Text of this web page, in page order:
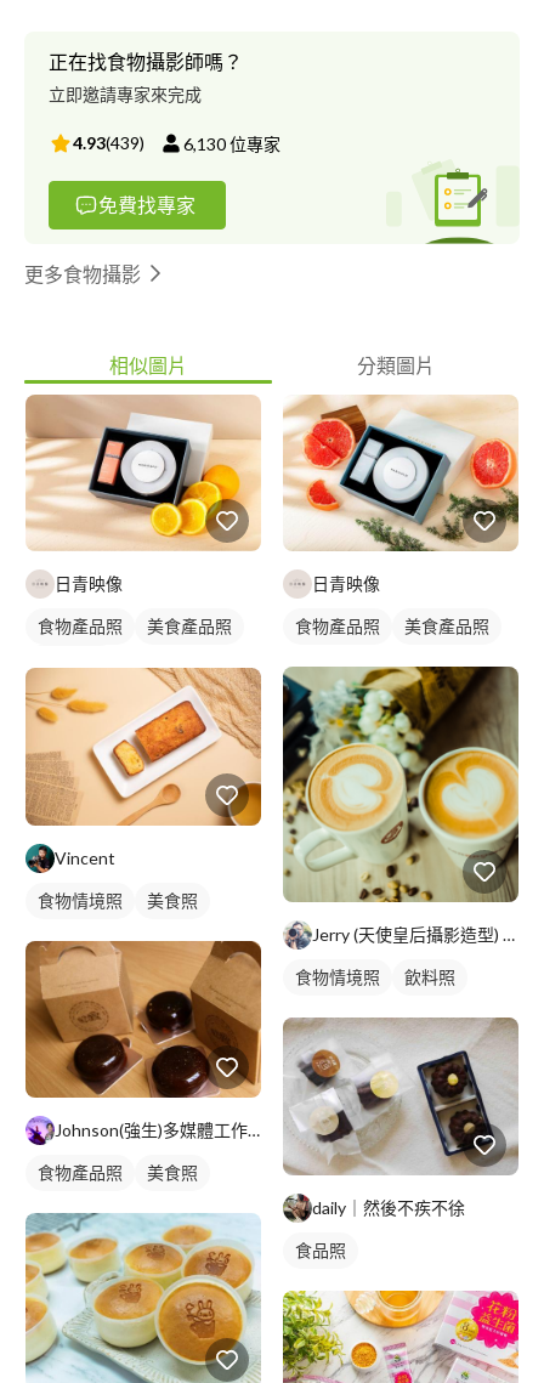
正在找食物攝影師嗎？
立即邀請專家來完成
4.93(439) 6,130位專家
免費找專家
更多食物攝影
相似圖片 分類圖片
日青映像
食物產品照
美食產品照
Vincent
食物情境照 美食照
Johnson(強生)多媒體工作室
食物產品照 美食照
日青映像
食物產品照 美食產品照
Jerry (天使皇后攝影造型) 台北/高雄
食物情境照 飲料照
daily｜然後不疾不徐
食品照